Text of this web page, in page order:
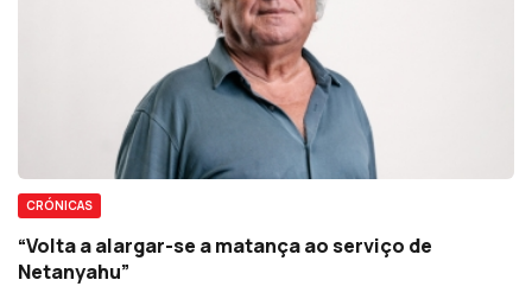
CRÓNICAS
“Volta a alargar-se a matança ao serviço de
Netanyahu”